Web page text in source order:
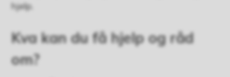
hjelp.
Kva kan du få hjelp og råd
om?